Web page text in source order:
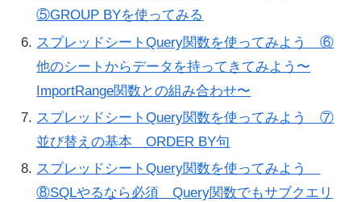
⑤GROUP BYを使ってみる
スプレッドシートQuery関数を使ってみよう ⑥
他のシートからデータを持ってきてみよう〜
ImportRange関数との組み合わせ〜
スプレッドシートQuery関数を使ってみよう ⑦
並び替えの基本 ORDER BY句
スプレッドシートQuery関数を使ってみよう
⑧SQLやるなら必須 Query関数でもサブクエリ